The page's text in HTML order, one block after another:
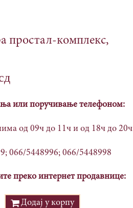
простал-комплекс,
или поручивање телефоном:
од 09ч до 11ч и од 18ч до 20ч
066/5448996; 066/5448998
преко интернет продавнице:
Додај у корпу